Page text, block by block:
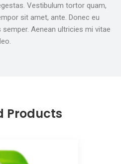
Vestibulum tortor quam,
sit amet, ante. Donec eu
Aenean ultricies mi vitae
Products